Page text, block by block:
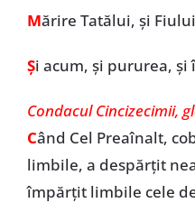
Mărire Tatălui, și
Și acum, și pururea, și
Condacul Cincizecimii,
Când Cel Preaînalt,
limbile, a despărţit
împărţit limbile cele